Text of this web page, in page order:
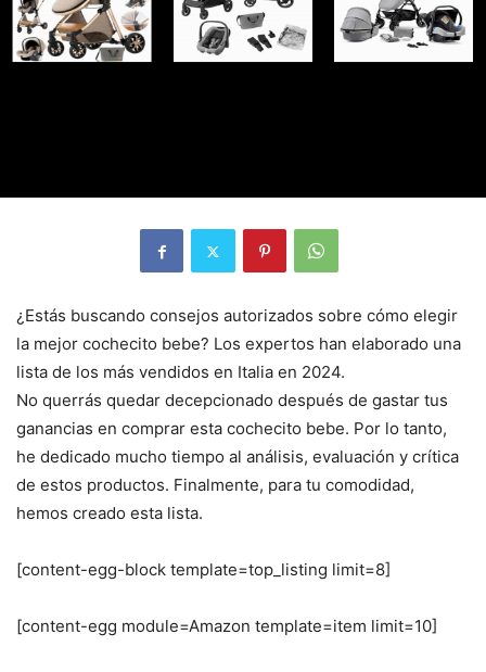
¿Estás buscando consejos autorizados sobre cómo elegir
la mejor cochecito bebe? Los expertos han elaborado una
lista de los más vendidos en Italia en 2024.
No querrás quedar decepcionado después de gastar tus
ganancias en comprar esta cochecito bebe. Por lo tanto,
he dedicado mucho tiempo al análisis, evaluación y crítica
de estos productos. Finalmente, para tu comodidad,
hemos creado esta lista.
[content-egg-block template=top_listing limit=8]
[content-egg module=Amazon template=item limit=10]